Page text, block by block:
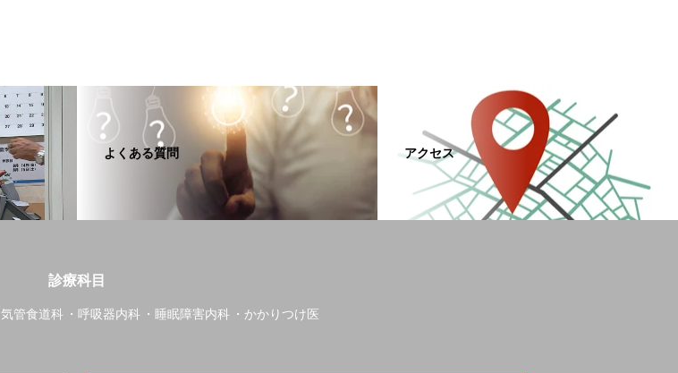
よくある質問 アクセス
診療科目
気管食道科 呼吸器内科 睡眠障害内科 かかりつけ医